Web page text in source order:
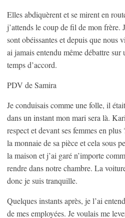
Elles abdiquèrent et se mirent en
j’attends le coup de fil de mon frère.
sont obéissantes et depuis que nous
ai jamais entendu même débattre
temps d’accord.
PDV de Samira
Je conduisais comme une folle, il
dans un instant mon mari sera là.
respect et devant ses femmes en
la monnaie de sa pièce et cela sous
la maison et j’ai garé n’importe
rendre dans notre chambre. La
donc je suis tranquille.
Quelques instants après, je l’ai
de mes employées. Je voulais me